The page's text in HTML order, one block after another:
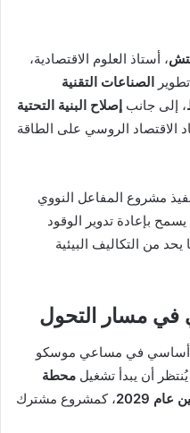
، أستاذ العلوم الاقتصادية،
الصناعات التقنية
، إلى جانب إصلاح البنية التحتية
الاقتصاد الروسي على الطاقة
هذا الإطار، بدأ منذ عام 2021 تنفيذ مشروع المفاعل النووي
يسمح بإعادة تدوير الوقود
من التكاليف البيئية
في مسار التحول
أساسي في مساعي موسكو
أن يبدأ تشغيل محطة
2029
، كمشروع مشترك